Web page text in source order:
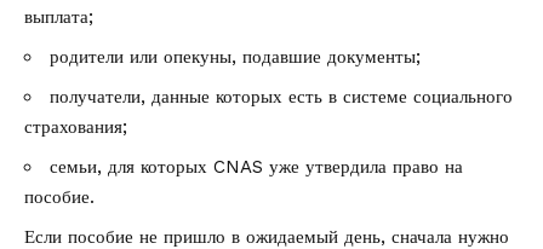
выплата;
родители или опекуны, подавшие документы;
получатели, данные которых есть в системе социального
страхования;
семьи, для которых CNAS уже утвердила право на
пособие.
Если пособие не пришло в ожидаемый день, сначала нужно